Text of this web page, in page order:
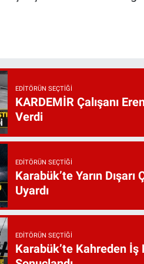
EDITÖRÜN SEÇTIĞI
KARDEMİR Çalışanı
Verdi
EDITÖRÜN SEÇTIĞI
Karabük’te Yarın
Uyardı
EDITÖRÜN SEÇTIĞI
Karabük’te Kahreden İş